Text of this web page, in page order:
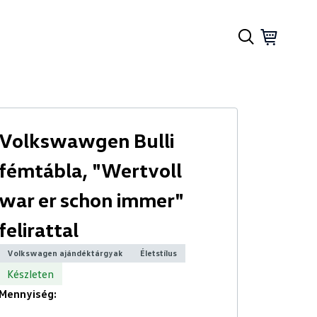
Volkswawgen Bulli
fémtábla, "Wertvoll
war er schon immer"
felirattal
Volkswagen ajándéktárgyak Életstílus
Készleten
Mennyiség: